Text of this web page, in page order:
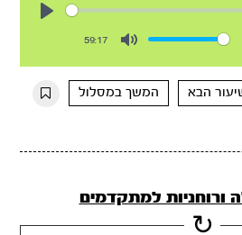
59:17
הבא המשך במסלול
ורוחניות למתקדמים